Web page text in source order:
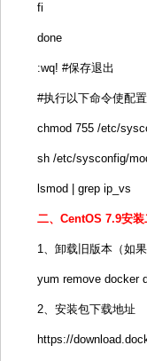
fi
done
:wq! #保存退出
#执行以下命令使配
chmod 755 /etc/
sh /etc/sysconfig/
lsmod | grep ip_vs
二、CentOS 7.9安
1、卸载旧版本（如
yum remove docker
2、安装包下载地址
https://